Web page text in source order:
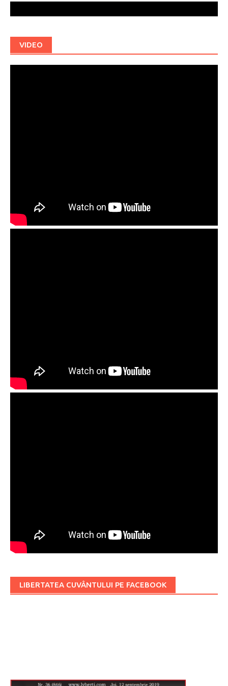
VIDEO
LIBERTATEA CUVÂNTULUI PE FACEBOOK